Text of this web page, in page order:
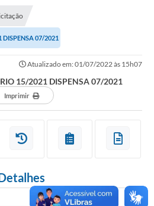
DISPENSA 07/2021
Atualizado em: 01/07/2022 às 15h07
15/2021 DISPENSA 07/2021
Imprimir